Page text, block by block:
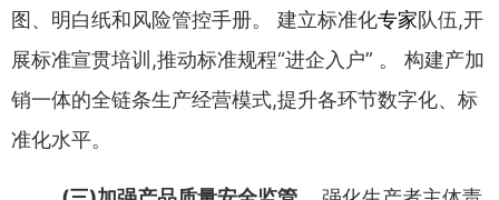
图 、 明白纸和风险管控手册。 建立标准化专家队伍,开
展标准宣贯培训 ,推动标准规程“进企入户” 。 构建产加
销一体的全链条生产经营模式,提升各环节数字化、 标
准化水平。